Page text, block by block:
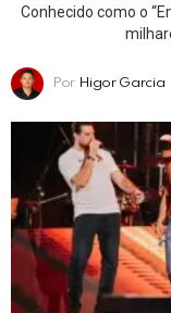
Conhecido como o
Por Higor Garcia